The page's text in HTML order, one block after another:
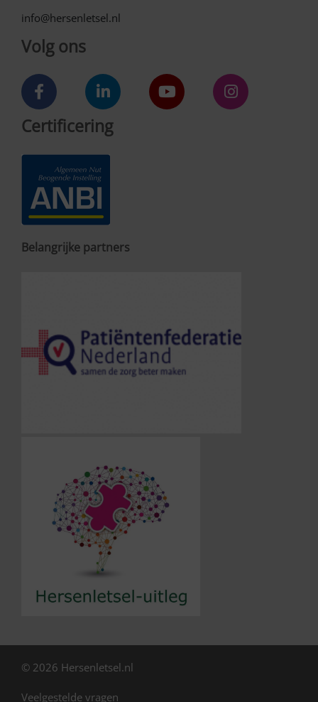
info@hersenletsel.nl
Volg ons
Certificering
Belangrijke partners
© 2026 Hersenletsel.nl
Veelgestelde vragen